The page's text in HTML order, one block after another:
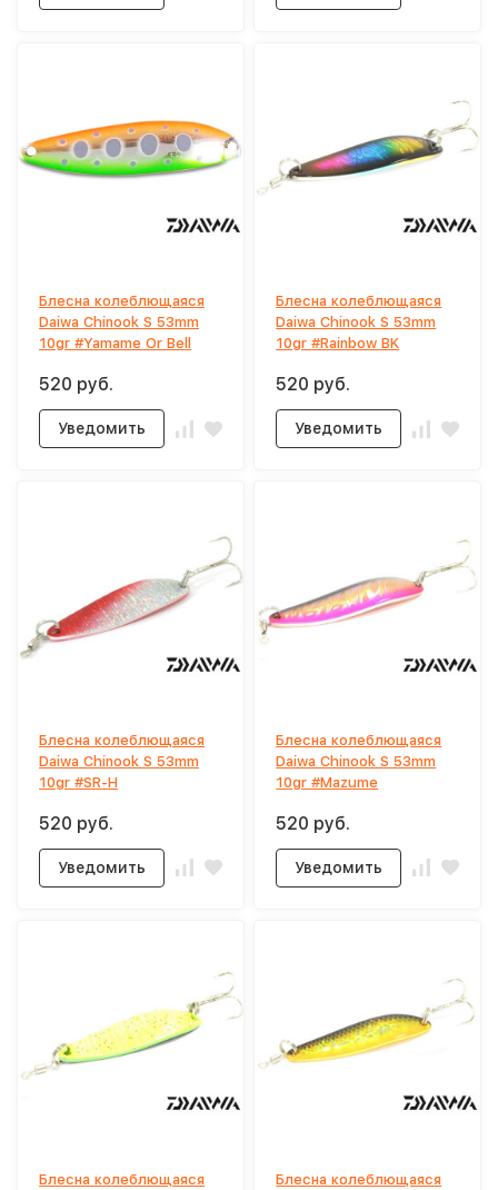
Блесна колеблющаяся
Daiwa Chinook S 53mm
10gr #Yamame Or Bell
520 руб.
Уведомить
Блесна колеблющаяся
Daiwa Chinook S 53mm
10gr #Rainbow BK
520 руб.
Уведомить
Блесна колеблющаяся
Daiwa Chinook S 53mm
10gr #SR-H
520 руб.
Уведомить
Блесна колеблющаяся
Daiwa Chinook S 53mm
10gr #Mazume
520 руб.
Уведомить
Блесна колеблющаяся
Блесна колеблющаяся